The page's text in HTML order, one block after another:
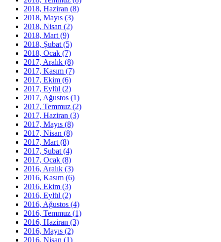
2018, Haziran (8)
2018, Mayıs (3)
2018, Nisan (2)
2018, Mart (9)
2018, Şubat (5)
2018, Ocak (7)
2017, Aralık (8)
2017, Kasım (7)
2017, Ekim (6)
2017, Eylül (2)
2017, Ağustos (1)
2017, Temmuz (2)
2017, Haziran (3)
2017, Mayıs (8)
2017, Nisan (8)
2017, Mart (8)
2017, Şubat (4)
2017, Ocak (8)
2016, Aralık (3)
2016, Kasım (6)
2016, Ekim (3)
2016, Eylül (2)
2016, Ağustos (4)
2016, Temmuz (1)
2016, Haziran (3)
2016, Mayıs (2)
2016, Nisan (1)